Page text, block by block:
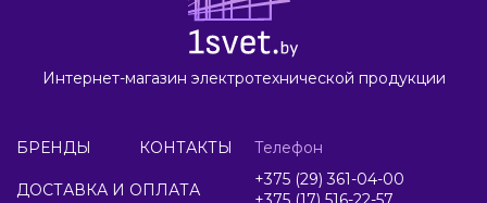
Интернет-магазин электротехнической продукции
БРЕНДЫ КОНТАКТЫ
ДОСТАВКА И ОПЛАТА
Телефон
+375 (29) 361-04-00